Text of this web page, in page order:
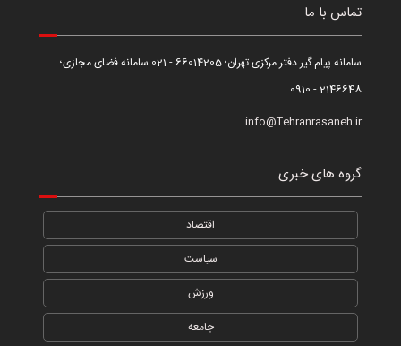
تماس با ما
سامانه پیام گیر دفتر مرکزی تهران؛ 66014205 - 021 سامانه فضای مجازی؛
2146648 - 0910
info@Tehranrasaneh.ir
گروه های خبری
اقتصاد
سیاست
ورزش
جامعه